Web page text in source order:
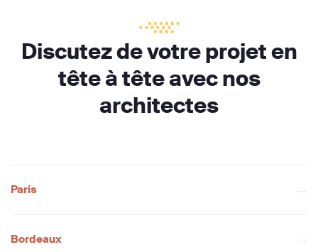
Discutez de votre projet en
tête à tête avec nos
architectes
Paris
Bordeaux